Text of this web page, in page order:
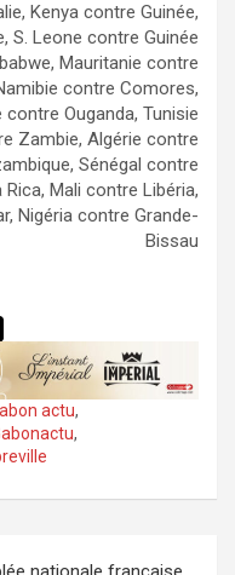
Kenya contre Guinée,
S. Leone contre Guinée
Mauritanie contre
contre Comores,
Ouganda, Tunisie
Zambie, Algérie contre
Sénégal contre
Mali contre Libéria,
Nigéria contre Grande-
Bissau
actu,
,